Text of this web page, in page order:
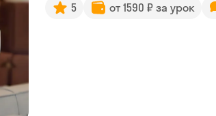
5 от 1590 ₽ за урок